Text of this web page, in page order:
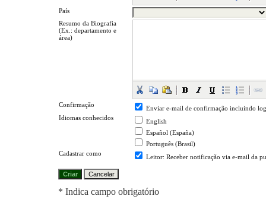
País
Resumo da Biografia
(Ex.: departamento e
área)
Confirmação
Enviar e-mail de confirmação incluindo
Idiomas conhecidos
English
Español (España)
Português (Brasil)
Cadastrar como
Leitor: Receber notificação via e-mail da
* Indica campo obrigatório